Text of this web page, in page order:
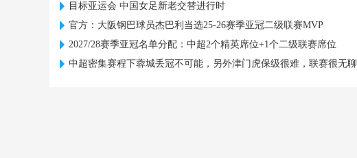
目标亚运会 中国女足新老交替进行时
官方：大阪钢巴球员杰巴利当选25-26赛季亚冠二级联赛MVP
2027/28赛季亚冠名单分配：中超2个精英席位+1个二级联赛席位
中超密集赛程下蓉城丢冠不可能，另外津门虎保级很难，联赛很无聊